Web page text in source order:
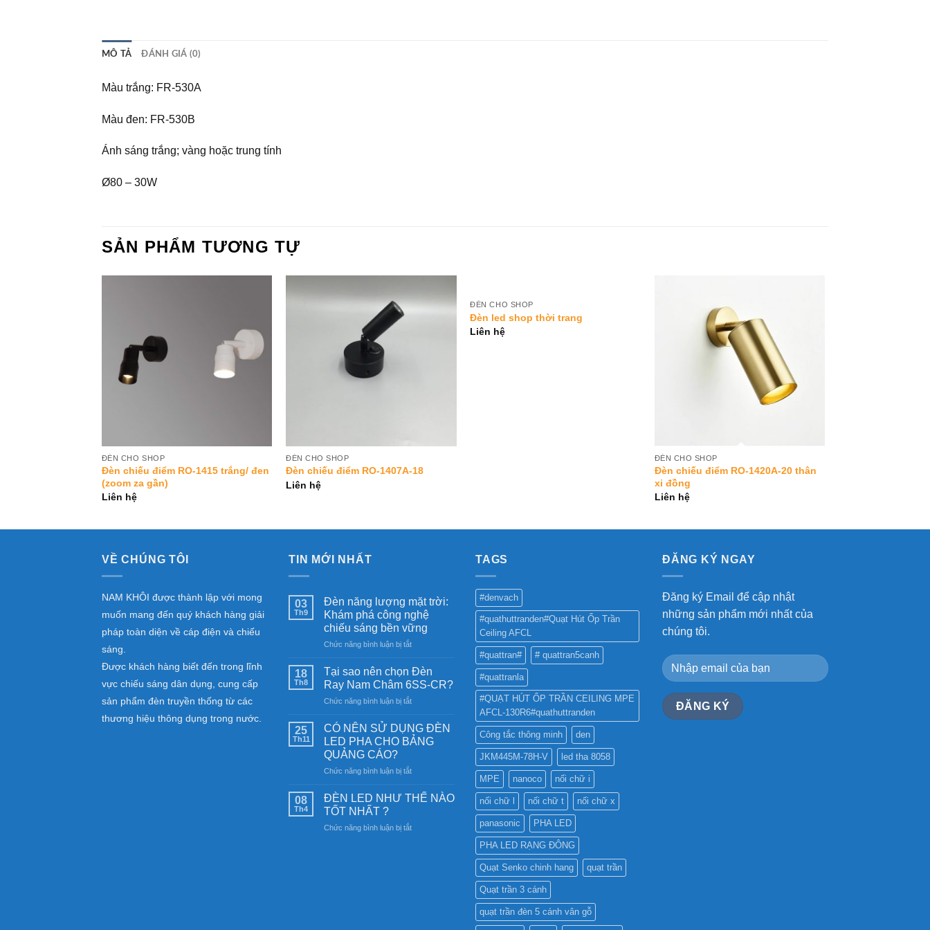
MÔ TẢ ĐÁNH GIÁ (0)
Màu trắng: FR-530A
Màu đen: FR-530B
Ánh sáng trắng; vàng hoặc trung tính
Ø80 – 30W
SẢN PHẨM TƯƠNG TỰ
ĐÈN CHO SHOP
Đèn chiếu điểm RO-1415 trắng/ đen
(zoom za gần)
Liên hệ
ĐÈN CHO SHOP
Đèn chiếu điểm RO-1407A-18
Liên hệ
ĐÈN CHO SHOP
Đèn led shop thời trang
Liên hệ
ĐÈN CHO SHOP
Đèn chiếu điểm RO-1420A-20 thân
xi đồng
Liên hệ
VỀ CHÚNG TÔI
NAM KHÔI được thành lập với mong
muốn mang đến quý khách hàng giải
pháp toàn diện về cáp điện và chiếu
sáng.
Được khách hàng biết đến trong lĩnh
vực chiếu sáng dân dụng, cung cấp
sản phẩm đèn truyền thống từ các
thương hiệu thông dụng trong nước.
TIN MỚI NHẤT
03
Th9
Đèn năng lượng mặt trời:
Khám phá công nghệ
chiếu sáng bền vững
Chức năng bình luận bị tắtở
năng
lượng
mặt
trời:
phá
công
sáng
vững
18
Th8
Tại sao nên chọn Đèn
Ray Nam Châm 6SS-CR?
Chức năng bình luận bị tắtở
sao
nên
chọn
Ray
Châm
25
Th11
CÓ NÊN SỬ DỤNG ĐÈN
LED PHA CHO BẢNG
QUẢNG CÁO?
Chức năng bình luận bị tắtở
NÊN
ĐÈN
08
Th4
ĐÈN LED NHƯ THẾ NÀO
TỐT NHẤT ?
Chức năng bình luận bị tắtở
TAGS
#denvach
#quathuttranden#Quạt Hút Ốp Trần
Ceiling AFCL
#quattran# # quattran5canh
#quattranla
#QUẠT HÚT ỐP TRẦN CEILING MPE
AFCL-130R6#quathuttranden
Công tắc thông minh den
JKM445M-78H-V led tha 8058
MPE nanoco nối chữ i
nối chữ l nối chữ t nối chữ x
panasonic PHA LED
PHA LED RẠNG ĐÔNG
Quạt Senko chinh hang quạt trần
Quạt trần 3 cánh
quạt trần đèn 5 cánh vân gỗ
ĐĂNG KÝ NGAY
Đăng ký Email để cập nhật
những sản phẩm mới nhất của
chúng tôi.